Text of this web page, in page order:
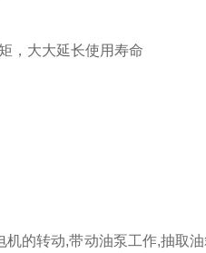
，大大延长使用寿命
转动,带动油泵工作,抽取